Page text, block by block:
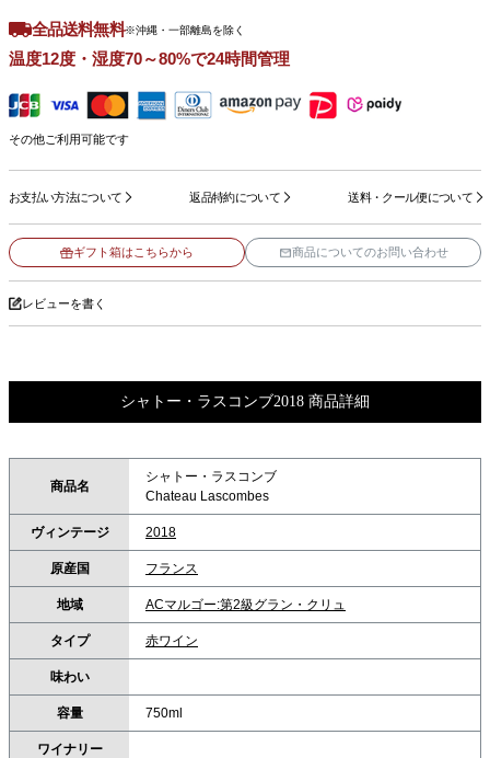
全品送料無料※沖縄・一部離島を除く
温度12度・湿度70～80%で24時間管理
その他ご利用可能です
お支払い方法について 返品特約について 送料・クール便について
ギフト箱はこちらから 商品についてのお問い合わせ
レビューを書く
シャトー・ラスコンブ2018 商品詳細
商品名
シャトー・ラスコンブ
Chateau Lascombes
ヴィンテージ 2018
原産国 フランス
地域 ACマルゴー:第2級グラン・クリュ
タイプ 赤ワイン
味わい
容量 750ml
ワイナリー